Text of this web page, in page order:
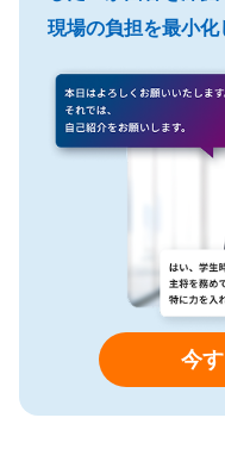
現場の負担を最小化
今